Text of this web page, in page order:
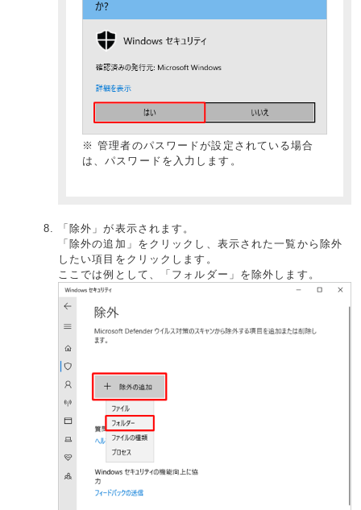
※ 管理者のパスワードが設定されている場合
は、パスワードを入力します。
「除外」が表示されます。
「除外の追加」をクリックし、表示された一覧から除外
したい項目をクリックします。
ここでは例として、「フォルダー」を除外します。